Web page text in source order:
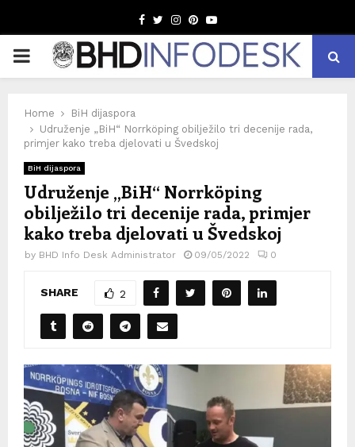
Facebook
TwitterInstagram
Pinterest
Youtube
PRIMARY
Home
BiH dijaspora
Udruženje „BiH“ Norrköping obilježilo tri decenije rada,
primjer kako treba djelovati u Švedskoj
BiH dijaspora
Udruženje „BiH“ Norrköping
obilježilo tri decenije rada, primjer
kako treba djelovati u Švedskoj
by BHD Info Desk Administrator 09/05/2022 0
SHARE 2